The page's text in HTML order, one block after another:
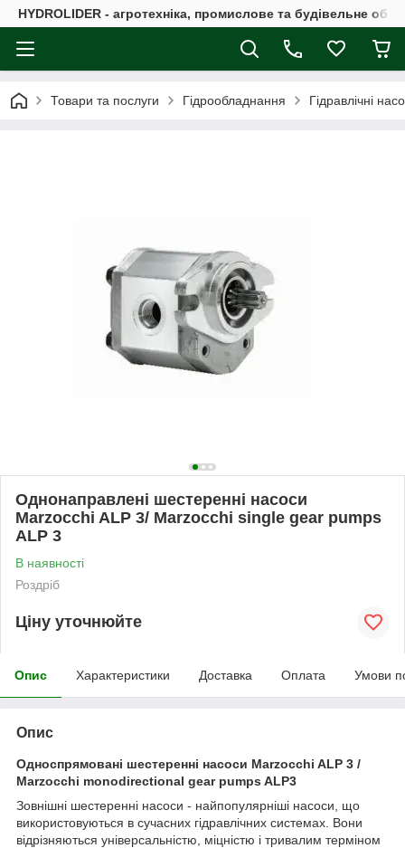
HYDROLIDER - агротехніка, промислове та будівельне
Товари та послуги Гідрообладнання Гідравлічні
Однонаправлені шестеренні насоси
Marzocchi ALP 3/ Marzocchi single gear pumps
ALP 3
В наявності
Роздріб
Ціну уточнюйте
Опис Характеристики Доставка Оплата Умови
Опис
Односпрямовані шестеренні насоси Marzocchi ALP 3 /
Marzocchi monodirectional gear pumps ALP3
Зовнішні шестеренні насоси - найпопулярніші насоси, що
використовуються в сучасних гідравлічних системах. Вони
відрізняються універсальністю, міцністю і тривалим терміном